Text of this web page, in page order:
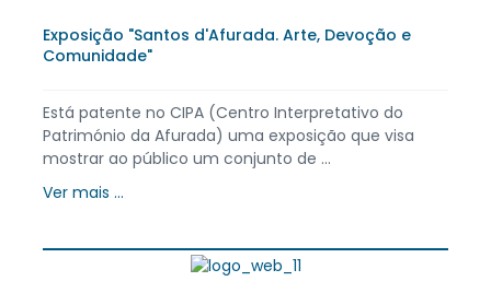
Exposição "Santos d'Afurada. Arte, Devoção e
Comunidade"
Está patente no CIPA (Centro Interpretativo do
Património da Afurada) uma exposição que visa
mostrar ao público um conjunto de ...
Ver mais ...